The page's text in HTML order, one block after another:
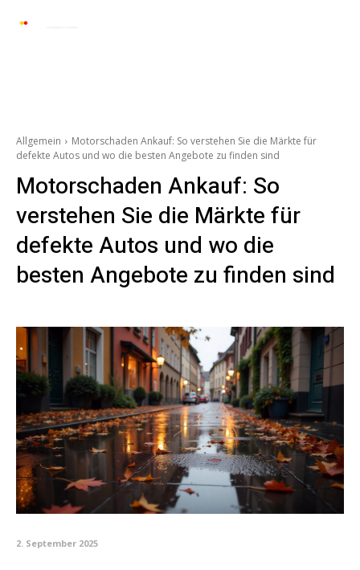
Allgemein
Motorschaden Ankauf: So verstehen Sie die Märkte für
defekte Autos und wo die besten Angebote zu finden sind
Motorschaden Ankauf: So
verstehen Sie die Märkte für
defekte Autos und wo die
besten Angebote zu finden sind
2. September 2025